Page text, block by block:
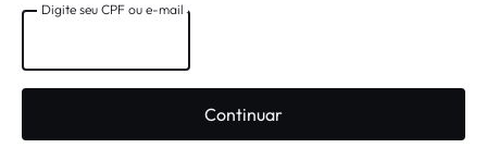
Digite seu CPF ou e-mail
Digite seu CPF ou e-mail
Continuar